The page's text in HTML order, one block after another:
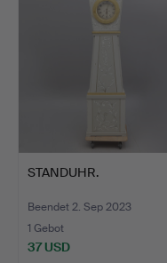
STANDUHR.
Beendet 2. Sep 2023
1 Gebot
37 USD